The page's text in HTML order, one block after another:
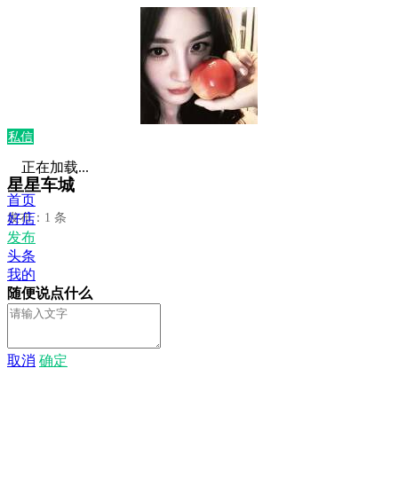
私信
星星车城
发布：1 条
正在加载...
首页
好店
发布
头条
我的
随便说点什么
取消 确定